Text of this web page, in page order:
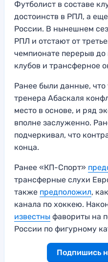
Футболист в составе
достоинств в РПЛ, а
России. В нынешнем
РПЛ и отстают от
чемпионате перерыв
клубов и трансферное
Ранее были данные, что
тренера Абаскаля
место в основе, и ряд
вполне заслуженно.
подчеркивал, что
конца.
Ранее «КП-Спорт»
трансферные слухи
также предположил,
канала по хоккею.
известны фавориты на
России по фигурному
Подпишись